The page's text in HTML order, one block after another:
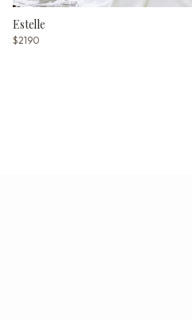
Estelle
$2190